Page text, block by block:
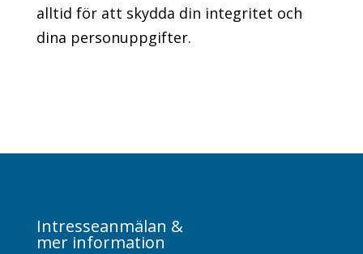
alltid för att skydda din integritet och
dina personuppgifter.
Intresseanmälan &
mer information